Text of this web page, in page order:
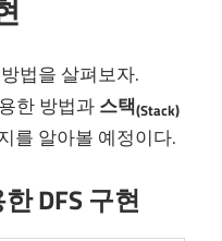
법을 살펴보자.
한 방법과스택(Stack)
를 알아볼 예정이다.
DFS 구현